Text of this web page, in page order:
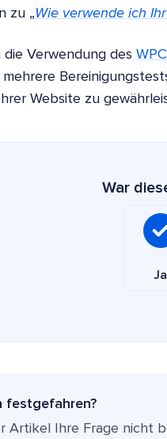
zu „Wie verwende ich
Verwendung des
Website zu
War
Ja
festgefahren?
Artikel Ihre Frage nicht